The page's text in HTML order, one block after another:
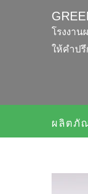
โรงงา
ให้คำป
ผลิตภั